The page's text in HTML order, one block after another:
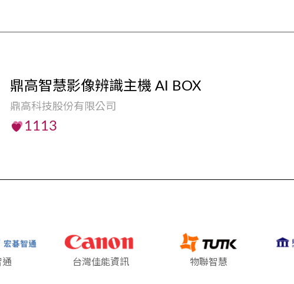
鼎高智慧影像辨識主機 AI BOX
鼎高科技股份有限公司
1113
台灣佳能資訊 物聯智慧